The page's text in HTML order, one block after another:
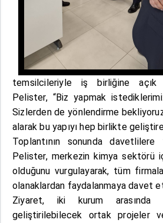
temsilcileriyle iş birliğine açık
Pelister, “Biz yapmak
Sizlerden de yönlendirme
alarak bu yapıyı hep birlikte
Toplantının sonunda
Pelister, merkezin kimya sektörü
olduğunu vurgulayarak, tüm
olanaklardan faydalanmaya davet
Ziyaret, iki kurum arasında
geliştirilebilecek ortak projeler